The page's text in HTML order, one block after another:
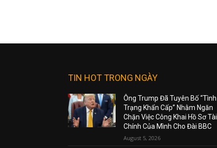
TIN HOT TRONG NGÀY
Ông Trump Đã Tuyên Bố “Tình
Trạng Khẩn Cấp” Nhằm Ngăn
Chặn Việc Công Khai Hồ Sơ Tài
Chính Của Mình Cho Đài BBC
August 5, 2026